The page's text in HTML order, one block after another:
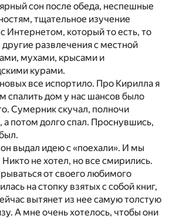
сон после обеда, неспешные
тщательное изучение
Интернетом, который то есть, то
другие развлечения с местной
мухами, крысами и
курами.
все испортило. Про Кирилла я
спалить дом у нас шансов было
Сумерник скучал, полночи
потом долго спал. Проснувшись,
выдал идею с «поехали». И мы
не хотел, но все смирились.
от своего любимого
на стопку взятых с собой книг,
вытянет из нее самую толстую
А мне очень хотелось, чтобы они